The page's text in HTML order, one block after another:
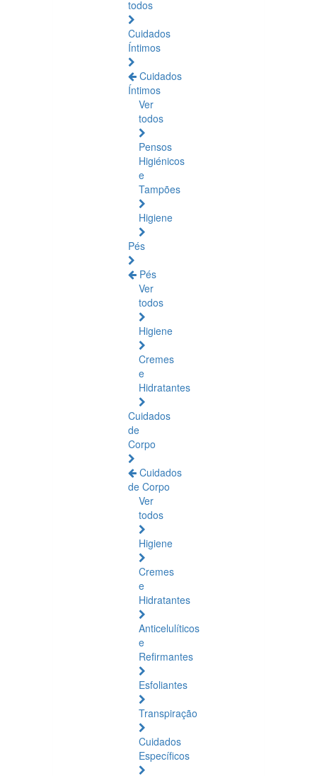
todos
Cuidados
Íntimos
Cuidados
Íntimos
Ver
todos
Pensos
Higiénicos
e
Tampões
Higiene
Pés
Pés
Ver
todos
Higiene
Cremes
e
Hidratantes
Cuidados
de
Corpo
Cuidados
de Corpo
Ver
todos
Higiene
Cremes
e
Hidratantes
Anticelulíticos
e
Refirmantes
Esfoliantes
Transpiração
Cuidados
Específicos